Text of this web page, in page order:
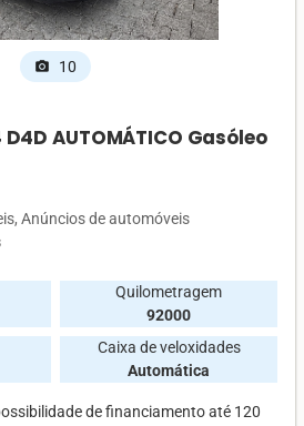
photo_camera 10
D4D AUTOMÁTICO Gasóleo
Anúncios de automóveis
Quilometragem
92000
Caixa de veloxidades
Automática
de financiamento até 120